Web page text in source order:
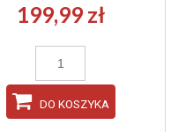
199,99 zł
DO KOSZYKA